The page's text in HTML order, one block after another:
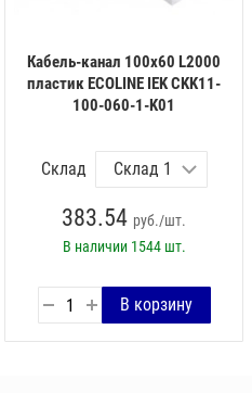
Кабель-канал 100х60 L2000
пластик ECOLINE IEK CKK11-
100-060-1-K01
Склад
383.54 руб./шт.
В наличии 1544 шт.